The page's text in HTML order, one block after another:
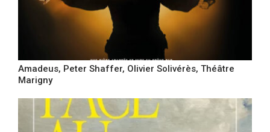
Amadeus, Peter Shaffer, Olivier Solivérès, Théâtre
Marigny